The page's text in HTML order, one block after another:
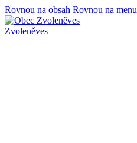
Rovnou na obsah Rovnou na menu
Zvoleněves